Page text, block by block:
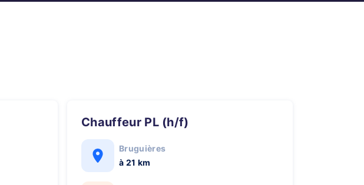
Chauffeur PL (h/f)
Bruguières
à 21 km